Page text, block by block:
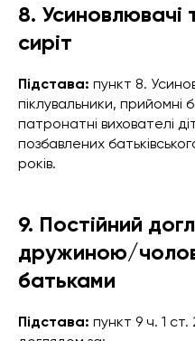
8. Усиновлювачі
сиріт
Підстава: пункт 8.
піклувальники, прийомні
патронатні вихователі
позбавлених
років.
9. Постійний
дружиною/
батьками
Підстава: пункт 9 ч. 1